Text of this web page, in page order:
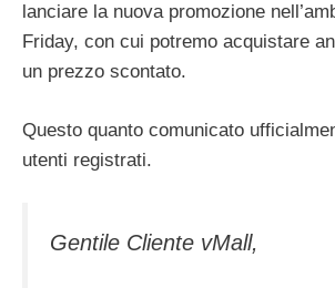
lanciare la nuova promozione
Friday, con cui potremo acquistare
un prezzo scontato.
Questo quanto comunicato
utenti registrati.
Gentile Cliente vMall,